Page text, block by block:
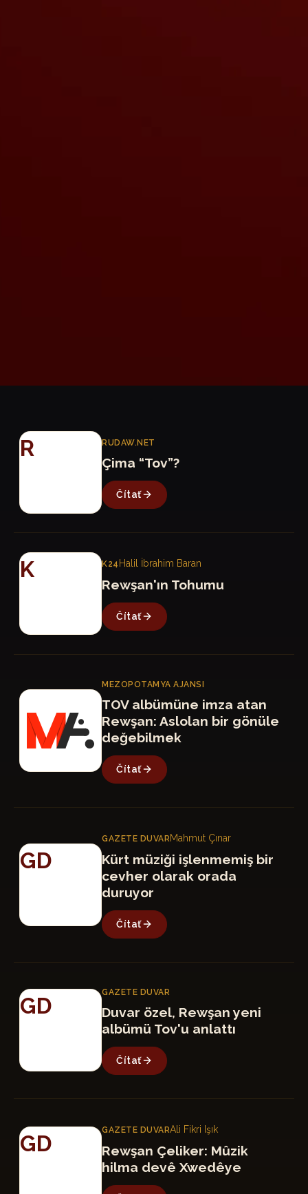
R RUDAW.NET
Çima “Tov”?
Čítať
K K24 Halil İbrahim Baran
Rewşan'ın Tohumu
Čítať
MA
MEZOPOTAMYA AJANSI
TOV albümüne imza atan
Rewşan: Aslolan bir gönüle
değebilmek
Čítať
GD
GAZETE DUVARMahmut Çınar
Kürt müziği işlenmemiş bir
cevher olarak orada
duruyor
Čítať
GD
GAZETE DUVAR
Duvar özel, Rewşan yeni
albümü Tov'u anlattı
Čítať
GD
GAZETE DUVARAli Fikri Işık
Rewşan Çeliker: Mûzik
hilma devê Xwedêye